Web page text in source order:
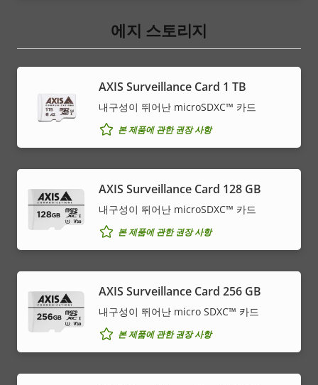
에지 스토리지
AXIS Surveillance Card 1 TB
내구성이 뛰어난 microSDXC™ 카드
본 제품에 관한 권장 사항
AXIS Surveillance Card 128 GB
내구성이 뛰어난 microSDXC™ 카드
본 제품에 관한 권장 사항
AXIS Surveillance Card 256 GB
내구성이 뛰어난 micro SDXC™ 카드
본 제품에 관한 권장 사항